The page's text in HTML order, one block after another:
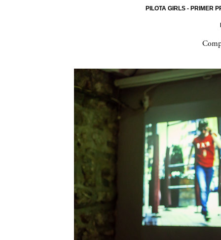
PILOTA GIRLS - PRIMER